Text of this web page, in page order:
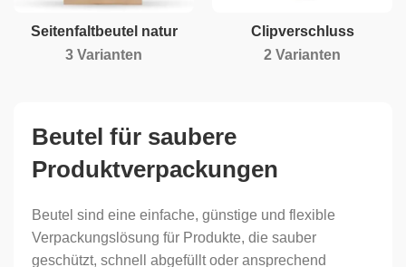
Seitenfaltbeutel natur
3 Varianten
Clipverschluss
2 Varianten
Beutel für saubere
Produktverpackungen
Beutel sind eine einfache, günstige und flexible
Verpackungslösung für Produkte, die sauber
geschützt, schnell abgefüllt oder ansprechend